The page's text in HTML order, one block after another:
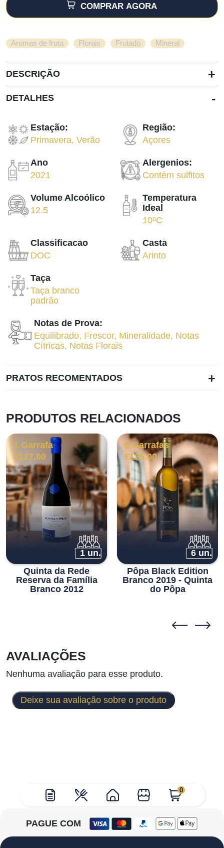
0
COMPRAR AGORA
Aromas de fruta Florais Frutado Mineral
DESCRIÇÃO +
DETALHES -
Estação:
Primavera,Verão
Região:
Açores
Ano
2021
Alergenios:
Contém sulfitos
Volume Alcoólico
12.5
Temperatura
Ideal
10ºC
Classificacao
DOC
Casta
Arinto
Taça
Taça branco
padrão
Notas de Prova:
Equilibrado, Frescor, Mineralidade, Notas
Cítricas, Notas Florais
PRATOS RECOMENTADOS +
PRODUTOS RELACIONADOS
1 Garrafa
€127.00
1 un.
Quinta da Rede
Reserva da Família
Branco 2012
6 Garrafas
€125.00
6 un.
Pôpa Black Edition
Branco 2019 - Quinta
do Pôpa
AVALIAÇÕES
Nenhuma avaliação para esse produto.
Deixe sua avaliação sobre o produto
PAGUE COM